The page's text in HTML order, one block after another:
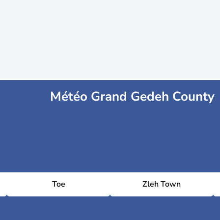
Météo Grand Gedeh County
Toe Zleh Town